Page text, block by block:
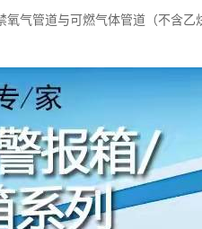
气管道与可燃气体管道（不含乙